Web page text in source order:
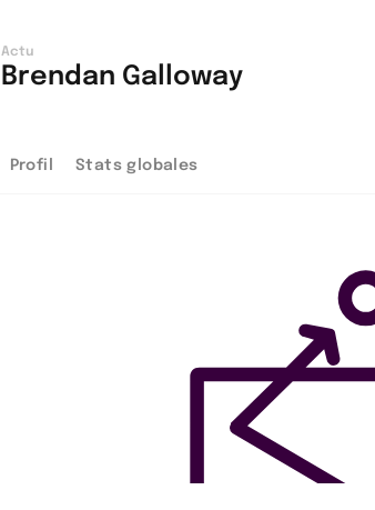
Actu
Brendan Galloway
Profil Stats globales